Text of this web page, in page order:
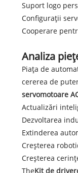
Suport logo
Configurații
Cooperare
Analiza
Piața de
cererea de
servomotoare
Actualizări
Dezvoltarea
Extinderea
Creșterea
Creșterea
TheKit de